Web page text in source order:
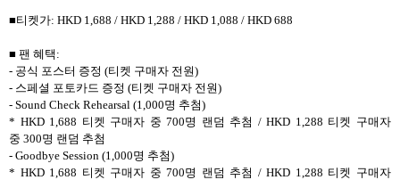
■티켓가: HKD 1,688 / HKD 1,288 / HKD 1,088 / HKD 688
■ 팬 혜택 :
- 공식 포스터 증정 (티켓 구매자 전원)
- 스페셜 포토카드 증정 (티켓 구매자 전원)
- Sound Check Rehearsal (1,000명 추첨)
* HKD 1,688 티켓 구매자 중 700명 랜덤 추첨 / HKD 1,288 티켓 구매자
중 300명 랜덤 추첨
- Goodbye Session (1,000명 추첨)
* HKD 1,688 티켓 구매자 중 700명 랜덤 추첨 / HKD 1,288 티켓 구매자